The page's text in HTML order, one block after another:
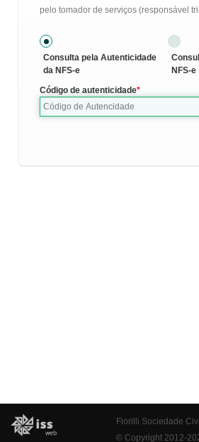
pelo tomador de serviços (responsável
Consulta pela Autenticidade
da NFS-e
NFS-e
Código de autenticidade
Fiorilli Sociedade
© Copyright 2012-